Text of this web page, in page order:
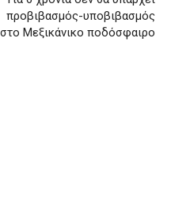
προβιβασμός-υποβιβασμός
στο Μεξικάνικο ποδόσφαιρο